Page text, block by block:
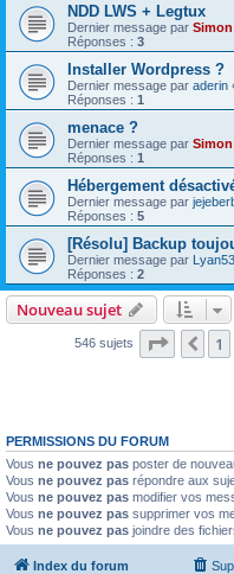
NDD LWS + Legtux
Dernier message par
Réponses : 3
Installer Wordpress ?
Dernier message par aderin
Réponses : 1
menace ?
Dernier message par
Réponses : 1
Hébergement
Dernier message par
Réponses : 5
[Résolu] Backup
Dernier message par Lyan53
Réponses : 2
Nouveau sujet
546 sujets Page 1
PERMISSIONS DU FORUM
Vous ne pouvez pas poster de
Vous ne pouvez pas répondre aux
Vous ne pouvez pas modifier vos
Vous ne pouvez pas supprimer vos
Vous ne pouvez pas joindre des
Index du forum